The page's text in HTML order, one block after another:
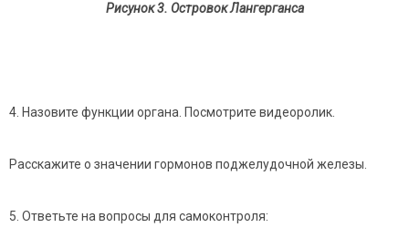
Рисунок 3. Островок Лангерганса
4. Назовите функции органа. Посмотрите видеоролик.
Расскажите о значении гормонов поджелудочной железы.
5. Ответьте на вопросы для самоконтроля: